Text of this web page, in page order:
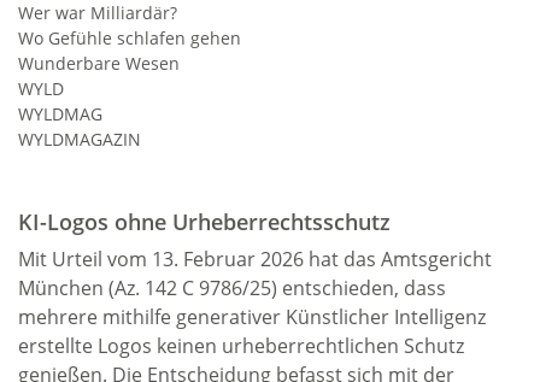
Wer war Milliardär?
Wo Gefühle schlafen gehen
Wunderbare Wesen
WYLD
WYLDMAG
WYLDMAGAZIN
KI-Logos ohne Urheberrechtsschutz
Mit Urteil vom 13. Februar 2026 hat das Amtsgericht
München (Az. 142 C 9786/25) entschieden, dass
mehrere mithilfe generativer Künstlicher Intelligenz
erstellte Logos keinen urheberrechtlichen Schutz
genießen. Die Entscheidung befasst sich mit der